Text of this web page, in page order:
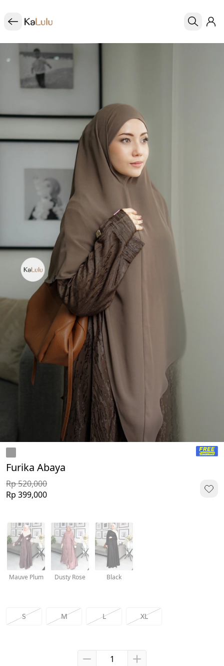
Furika Abaya
Rp 520,000
Rp 399,000
Mauve Plum Dusty Rose Black
S M L XL